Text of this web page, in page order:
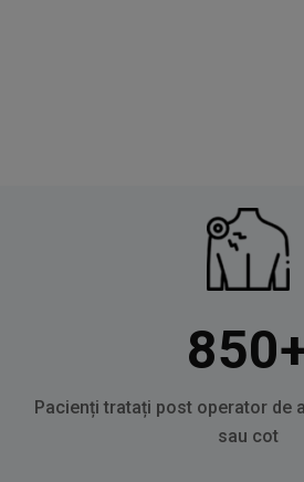
850
Pacienți tratați post operator de
sau cot